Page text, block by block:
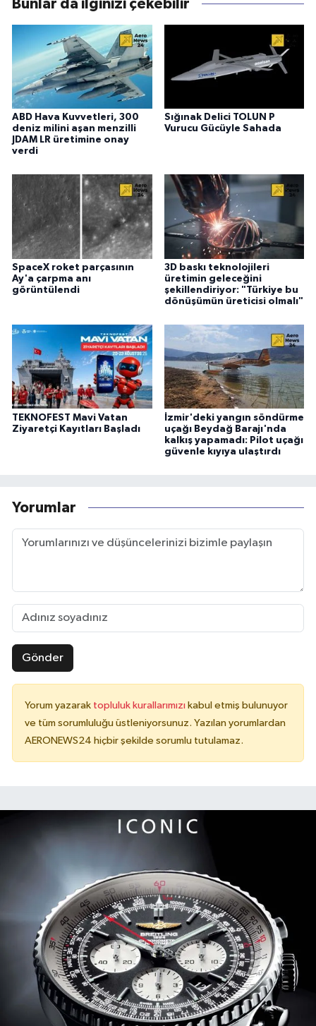
Bunlar da ilginizi çekebilir
ABD Hava Kuvvetleri, 300
deniz milini aşan menzilli
JDAM LR üretimine onay
verdi
Sığınak Delici TOLUN P
Vurucu Gücüyle Sahada
SpaceX roket parçasının
Ay'a çarpma anı
görüntülendi
3D baskı teknolojileri
üretimin geleceğini
şekillendiriyor: "Türkiye bu
dönüşümün üreticisi olmalı"
TEKNOFEST Mavi Vatan
Ziyaretçi Kayıtları Başladı
İzmir'deki yangın söndürme
uçağı Beydağ Barajı'nda
kalkış yapamadı: Pilot uçağı
güvenle kıyıya ulaştırdı
Yorumlar
Gönder
Yorum yazarak topluluk kurallarımızı kabul etmiş bulunuyor
ve tüm sorumluluğu üstleniyorsunuz. Yazılan yorumlardan
AERONEWS24 hiçbir şekilde sorumlu tutulamaz.